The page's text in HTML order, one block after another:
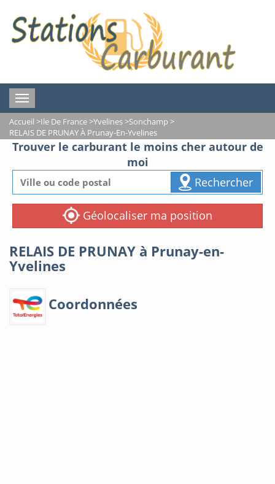
Toggle
navigation
Accueil >Ile De France>Yvelines>Sonchamp >
RELAIS DE PRUNAY À Prunay-En-Yvelines
Trouver le carburant le moins cher autour de
moi
Rechercher
Géolocaliser ma position
RELAIS DE PRUNAY à Prunay-en-
Yvelines
Coordonnées